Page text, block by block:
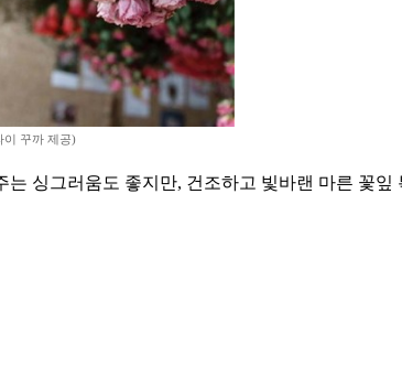
이 꾸까 제공)
싱그러움도 좋지만, 건조하고 빛바랜 마른 꽃잎